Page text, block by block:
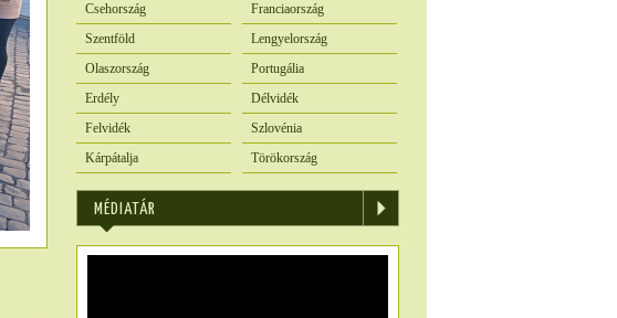
Csehország
Franciaország
Szentföld
Lengyelország
Olaszország
Portugália
Erdély
Délvidék
Felvidék
Szlovénia
Kárpátalja
Törökország
MÉDIATÁR